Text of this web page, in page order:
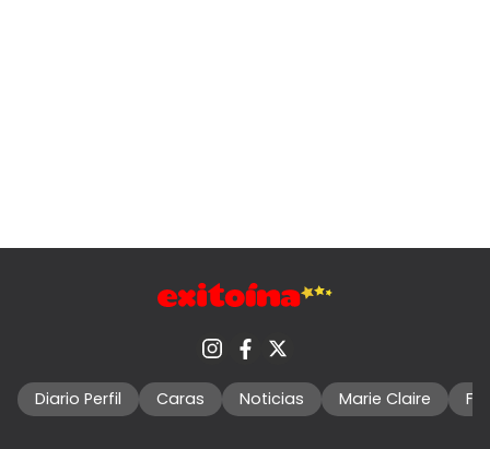
Diario Perfil Caras Noticias Marie Claire